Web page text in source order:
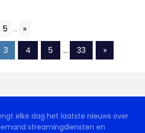
5 ... »
3 4 5 … 33
Volgende
berichten
»
elke dag het laatste nieuws over
streamingdiensten en